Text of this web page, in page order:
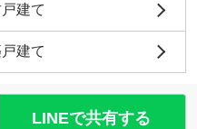
建て
建て
LINEで共有する